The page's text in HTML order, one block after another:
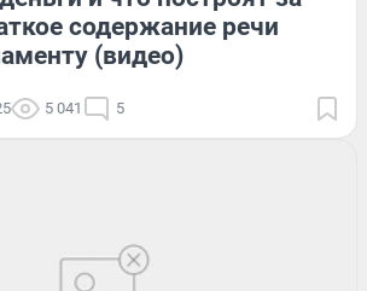
содержание речи
(видео)
5 041 5